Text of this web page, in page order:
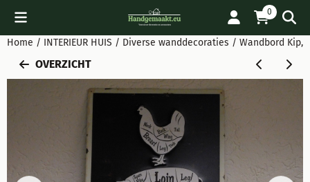
Cookievoorkeuren zijn beschikbaar. Kies instellingen of sta
0
Home / INTERIEUR HUIS / Diverse wanddecoraties / Wandbord Kip,
OVERZICHT